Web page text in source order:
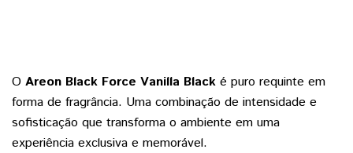
O Areon Black Force Vanilla Black é puro requinte em
forma de fragrância. Uma combinação de intensidade e
sofisticação que transforma o ambiente em uma
experiência exclusiva e memorável.